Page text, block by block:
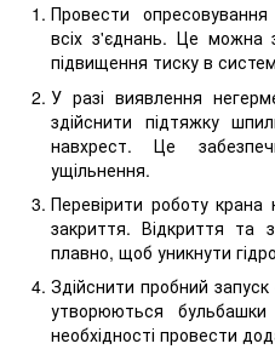
Провести
всіх з'єднань. Це можна
підвищення тиску в
У разі виявлення
здійснити підтяжку
навхрест. Це
ущільнення.
Перевірити роботу крана
закриття. Відкриття та
плавно, щоб уникнути
Здійснити пробний
утворюються
необхідності провести